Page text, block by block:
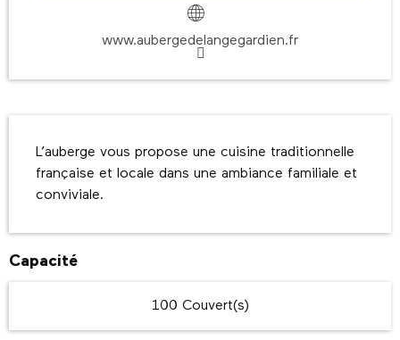
www.aubergedelangegardien.fr
L’auberge vous propose une cuisine traditionnelle
française et locale dans une ambiance familiale et
conviviale.
Capacité
100 Couvert(s)